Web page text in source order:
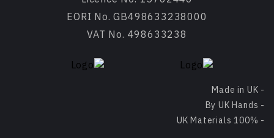
EORI No. GB498633238000
VAT No. 498633238
- Made in UK
- By UK Hands
- 100% UK Materials